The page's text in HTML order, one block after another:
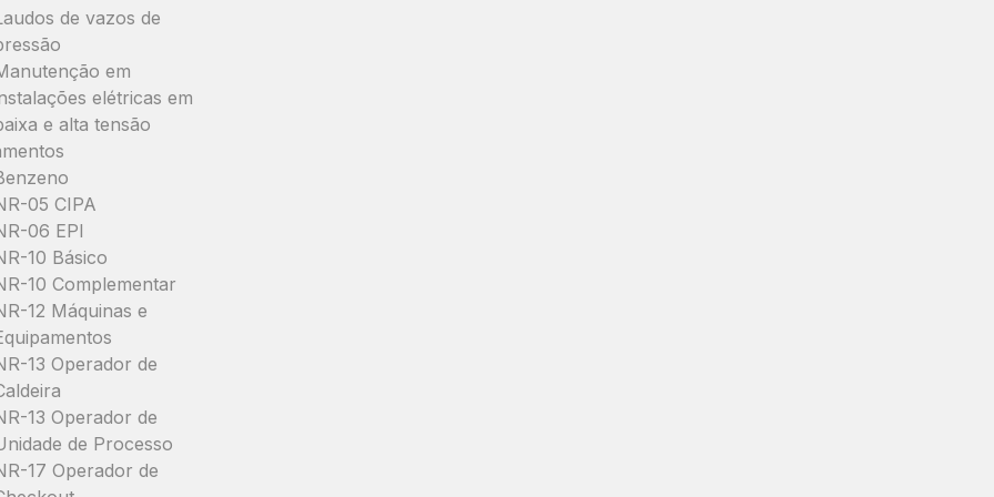
de vazos de
em
elétricas em
e alta tensão
05 CIPA
06 EPI
10 Básico
10 Complementar
12 Máquinas e
13 Operador de
13 Operador de
de Processo
17 Operador de